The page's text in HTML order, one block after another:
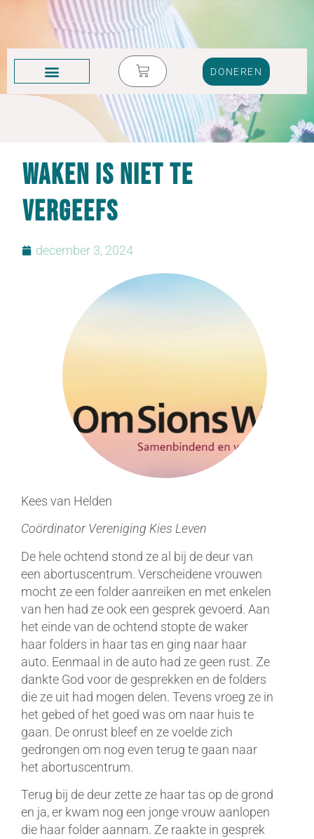
DONEREN
Waken is niet te
vergeefs
december 3, 2024
Kees van Helden
Coördinator Vereniging Kies Leven
De hele ochtend stond ze al bij de deur van
een abortuscentrum. Verscheidene vrouwen
mocht ze een folder aanreiken en met enkelen
van hen had ze ook een gesprek gevoerd. Aan
het einde van de ochtend stopte de waker
haar folders in haar tas en ging naar haar
auto. Eenmaal in de auto had ze geen rust. Ze
dankte God voor de gesprekken en de folders
die ze uit had mogen delen. Tevens vroeg ze in
het gebed of het goed was om naar huis te
gaan. De onrust bleef en ze voelde zich
gedrongen om nog even terug te gaan naar
het abortuscentrum.
Terug bij de deur zette ze haar tas op de grond
en ja, er kwam nog een jonge vrouw aanlopen
die haar folder aannam. Ze raakte in gesprek